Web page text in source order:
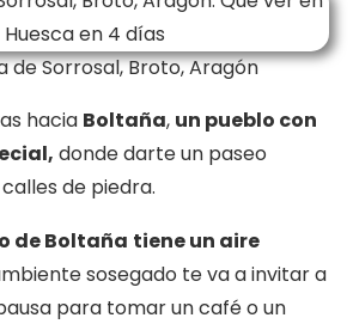
de Sorrosal, Broto, Aragón
hacia Boltaña, un pueblo con
donde darte un paseo
de piedra.
de Boltaña tiene un aire
sosegado te va a invitar a
para tomar un café o un